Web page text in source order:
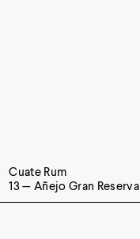
Cuate Rum
13 — Añejo Gran Reserva